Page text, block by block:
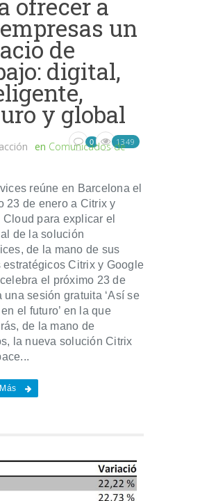
ofrecer a
un
de
digital,
y global
en Comunicados de
0 1349
reúne en Barcelona el
23 de enero a Citrix y
Cloud para explicar el
de la solución
de la mano de sus
estratégicos Citrix y Google
el próximo 23 de
una sesión gratuita ‘Así se
el futuro’ en la que
de la mano de
la nueva solución Citrix